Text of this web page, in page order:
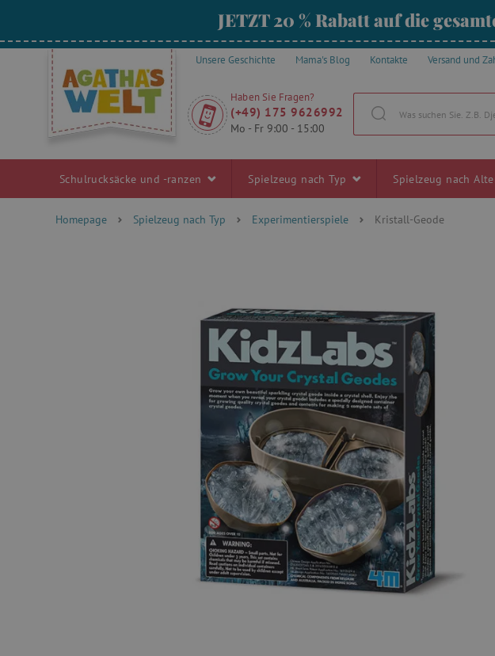
JETZT 20 % Rabatt auf die
Unsere Geschichte Mama's Blog Kontakte Versand und
Haben Sie Fragen?
(+49) 175 9626992
Mo - Fr 9:00 - 15:00
Schulrucksäcke und -ranzen Spielzeug nach Typ Spielzeug nach
Homepage Spielzeug nach Typ Experimentierspiele Kristall-Geode